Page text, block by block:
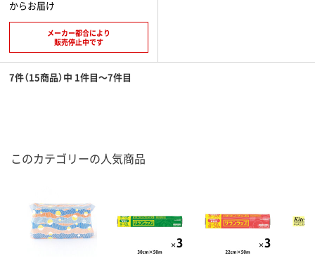
からお届け
メーカー都合により
販売停止中です
7件（15商品）中 1件目～7件目
このカテゴリーの人気商品